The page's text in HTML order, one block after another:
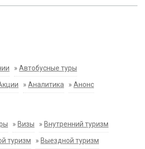
» Автобусные туры
» Аналитика » Анонс
» Визы » Внутренний туризм
туризм » Выездной туризм